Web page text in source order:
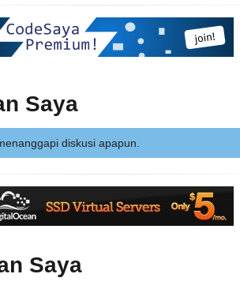
Saya
diskusi apapun.
Saya